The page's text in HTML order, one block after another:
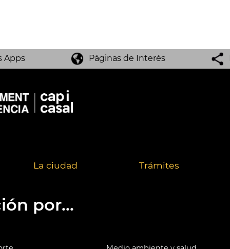
Apps Páginas de Interés
La ciudad Trámites
por...